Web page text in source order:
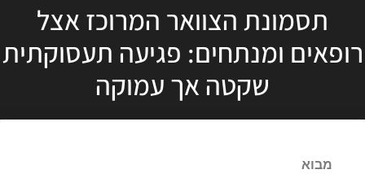
תסמונת הצוואר המרוכז אצל
רופאים ומנתחים: פגיעה תעסוקתית
שקטה אך עמוקה
מבוא